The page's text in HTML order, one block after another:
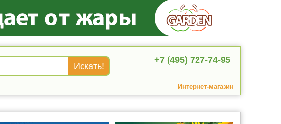
+7 (495) 727-74-95
Интернет-магазин